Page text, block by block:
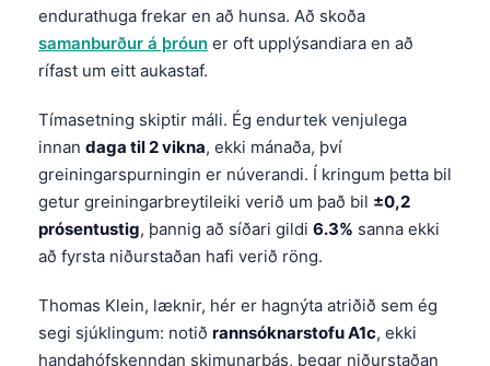
endurathuga frekar en að hunsa. Að skoða
samanburður á þróun er oft upplýsandiara en að
rífast um eitt aukastaf.
Tímasetning skiptir máli. Ég endurtek venjulega
innan daga til 2 vikna, ekki mánaða, því
greiningarspurningin er núverandi. Í kringum þetta bil
getur greiningarbreytileiki verið um það bil ±0,2
prósentustig, þannig að síðari gildi 6.3% sanna ekki
að fyrsta niðurstaðan hafi verið röng.
Thomas Klein, læknir, hér er hagnýta atriðið sem ég
segi sjúklingum: notið rannsóknarstofu A1c, ekki
handahófskenndan skimunarbás, þegar niðurstaðan